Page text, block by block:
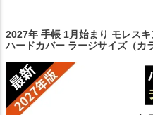
2027年 手帳 1月始まり モレス
ハードカバー ラージサイズ（カ